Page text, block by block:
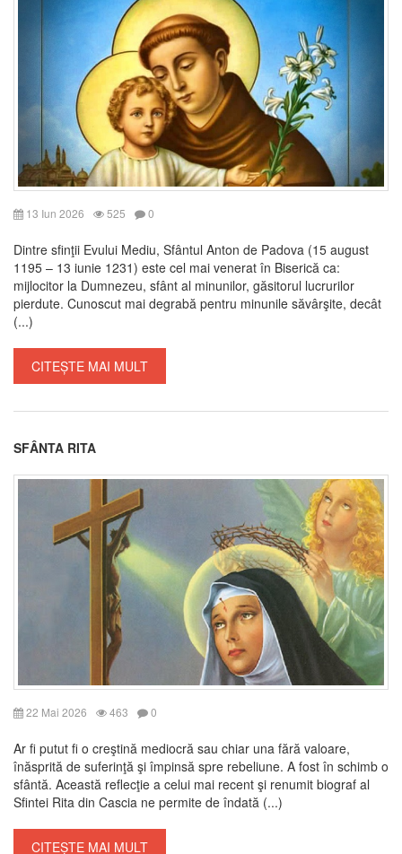
13 Iun 2026 525 0
Dintre sfinţii Evului Mediu, Sfântul Anton de Padova (15 august
1195 – 13 iunie 1231) este cel mai venerat în Biserică ca:
mijlocitor la Dumnezeu, sfânt al minunilor, găsitorul lucrurilor
pierdute. Cunoscut mai degrabă pentru minunile săvârşite, decât
(...)
CITEȘTE MAI MULT
SFÂNTA RITA
22 Mai 2026 463 0
Ar fi putut fi o creştină mediocră sau chiar una fără valoare,
înăsprită de suferinţă şi împinsă spre rebeliune. A fost în schimb o
sfântă. Această reflecţie a celui mai recent şi renumit biograf al
Sfintei Rita din Cascia ne permite de îndată (...)
CITEȘTE MAI MULT